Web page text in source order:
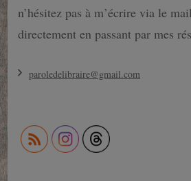
n’hésitez pas à m’écrire via le
directement en passant par mes
paroledelibraire@gmail.com